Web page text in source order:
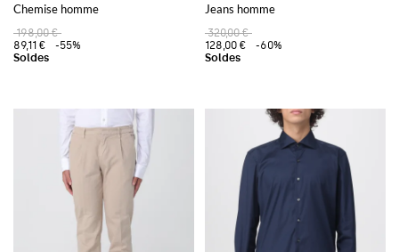
Chemise homme
198,00 €
89,11 €
-55%
Jeans homme
320,00 €
128,00 €
-60%